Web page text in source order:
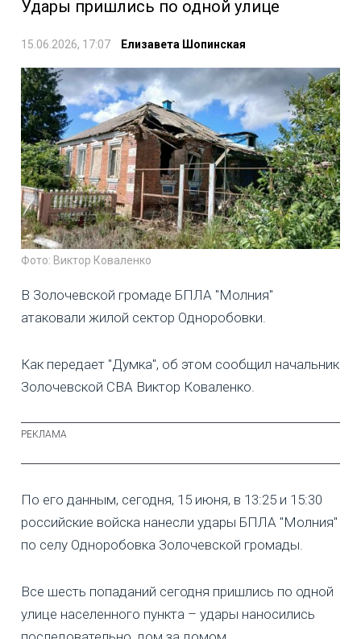
Удары пришлись по одной улице
15.06.2026, 17:07 Елизавета Шопинская
Фото: Виктор Коваленко
В Золочевской громаде БПЛА "Молния"
атаковали жилой сектор Одноробовки.
Как передает "Думка", об этом сообщил начальник
Золочевской СВА Виктор Коваленко.
По его данным, сегодня, 15 июня, в 13:25 и 15:30
российские войска нанесли удары БПЛА "Молния"
по селу Одноробовка Золочевской громады.
Все шесть попаданий сегодня пришлись по одной
улице населенного пункта – удары наносились